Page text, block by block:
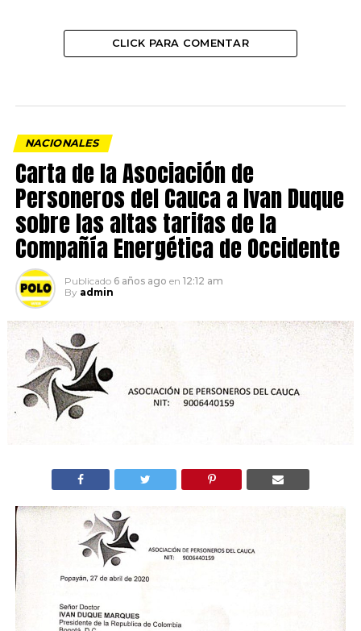
CLICK PARA COMENTAR
NACIONALES
Carta de la Asociación de
Personeros del Cauca a Ivan Duque
sobre las altas tarifas de la
Compañía Energética de Occidente
Publicado 6 años ago en 12:12 am
By admin